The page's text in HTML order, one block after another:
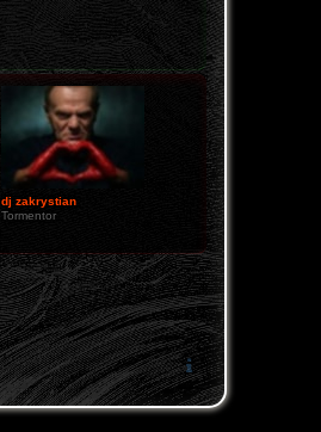
dj zakrystian
Tormentor